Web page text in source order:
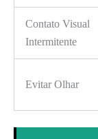
Contato Visual
Intermitente
Evitar Olhar